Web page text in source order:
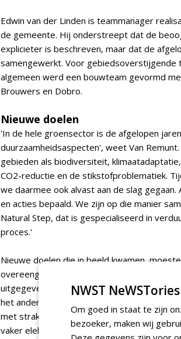
Edwin van der Linden is teammanager
de gemeente. Hij onderstreept dat de
explicieter is beschreven, maar dat de
samengewerkt. Voor gebiedsoverstijgende
algemeen werd een bouwteam gevormd
Brouwers en Dobro.
Nieuwe doelen
'In de hele groensector is de afgelopen
duurzaamheidsaspecten', weet Van
gebieden als biodiversiteit,
CO2-reductie en de stikstofproblematiek.
we daarmee ook alvast aan de slag
en acties bepaald. We zijn op die manier
Natural Step, dat is gespecialiseerd in
proces.'
Nieuwe doelen die in beeld kwamen,
overeengekomen bestaande budget.
uitgegeven, dienden in overleg keuzes te
het ander levert wat op. We zijn
met strak afgestoken kanten naar een
vaker elektrisch gereedschap. Nu de
NWST
Om goed in staat te zijn
bezoeker, maken wij